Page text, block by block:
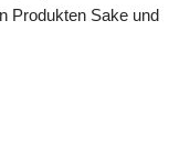
Produkten Sake und